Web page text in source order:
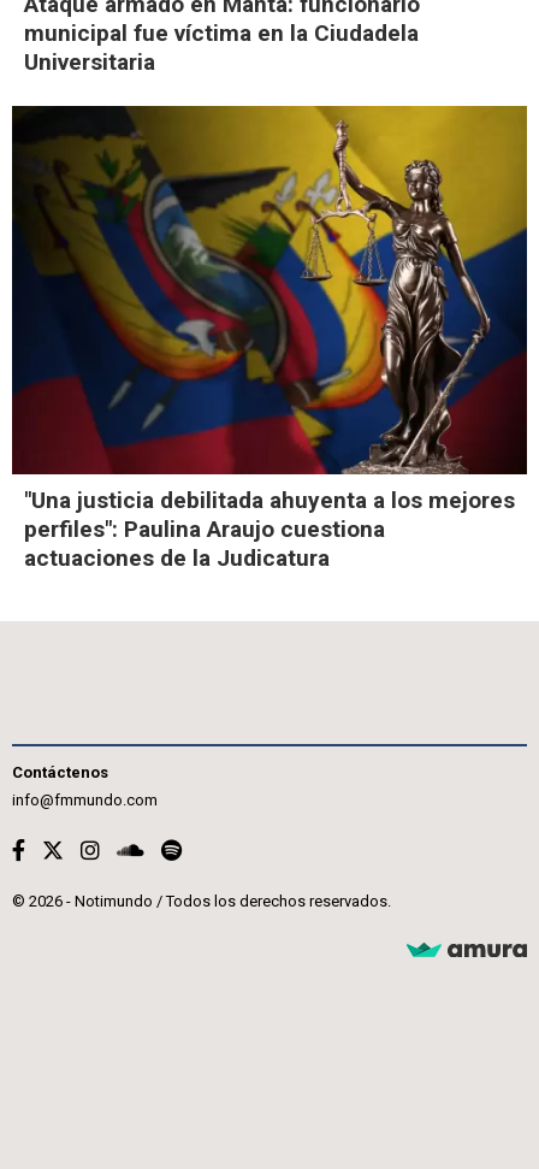
municipal fue víctima en la Ciudadela
Universitaria
"Una justicia debilitada ahuyenta a los mejores
perfiles": Paulina Araujo cuestiona
actuaciones de la Judicatura
Contáctenos
info@fmmundo.com
© 2026 - Notimundo / Todos los derechos reservados.